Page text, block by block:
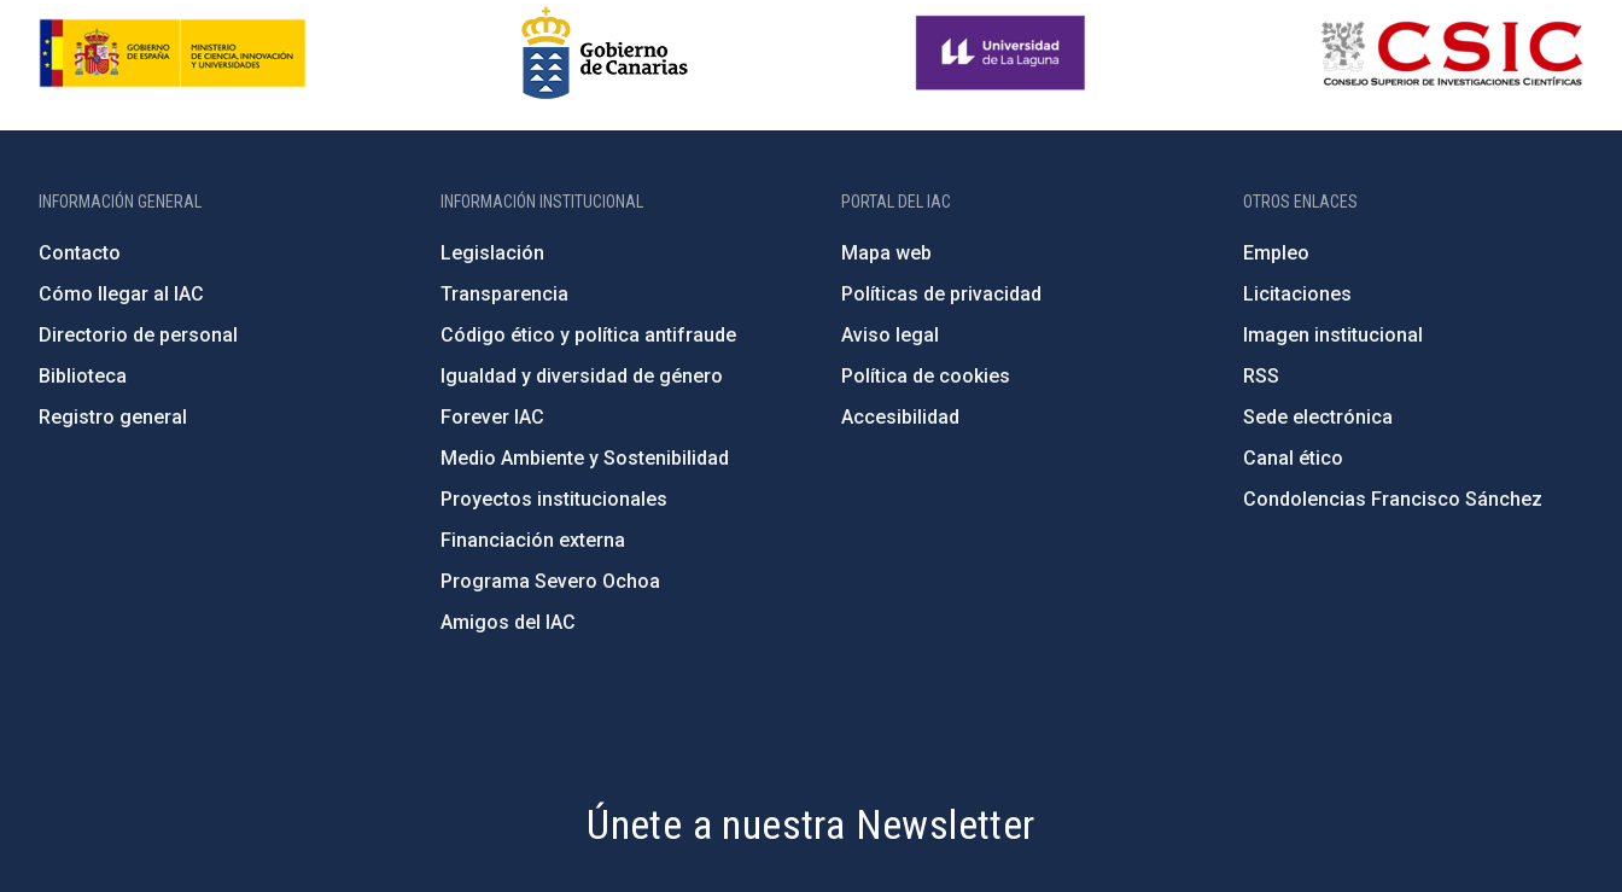
INFORMACIÓN GENERAL
Contacto
Cómo llegar al IAC
Directorio de personal
Biblioteca
Registro general
INFORMACIÓN INSTITUCIONAL
Legislación
Transparencia
Código ético y política antifraude
Igualdad y diversidad de género
Forever IAC
Medio Ambiente y Sostenibilidad
Proyectos institucionales
Financiación externa
Programa Severo Ochoa
Amigos del IAC
PORTAL DEL IAC
Mapa web
Políticas de privacidad
Aviso legal
Política de cookies
Accesibilidad
OTROS ENLACES
Empleo
Licitaciones
Imagen institucional
RSS
Sede electrónica
Canal ético
Condolencias Francisco Sánchez
Únete a nuestra Newsletter